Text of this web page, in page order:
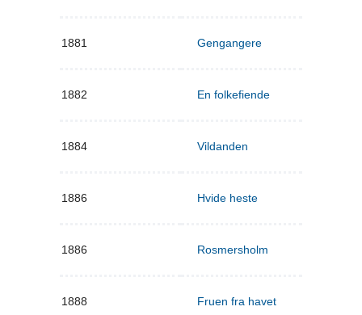
1881 Gengangere
1882 En folkefiende
1884 Vildanden
1886 Hvide heste
1886 Rosmersholm
1888 Fruen fra havet